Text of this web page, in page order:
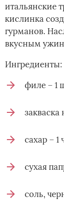
итальянские
кислинка
гурманов.
вкусным
Ингредиенты:
филе – 1
сахар – 1
сухая
соль,